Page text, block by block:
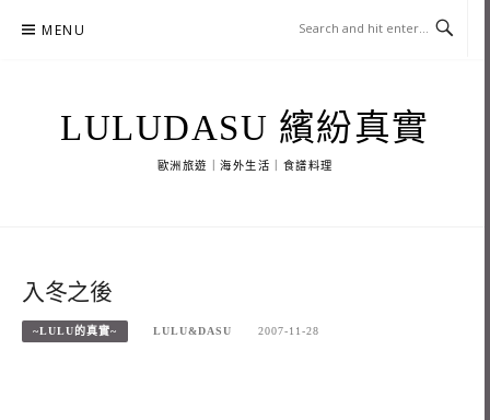
MENU
LULUDASU 繽紛真實
歐洲旅遊｜海外生活｜食譜料理
入冬之後
~LULU的真實~ LULU&DASU 2007-11-28